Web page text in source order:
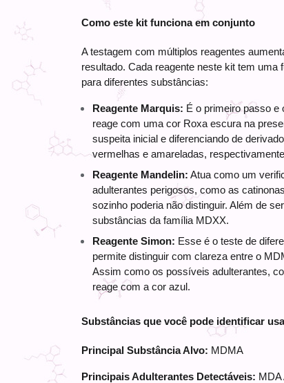
Como este kit funciona em conjunto
A testagem com múltiplos reagentes
resultado. Cada reagente neste kit tem
para diferentes substâncias:
Reagente Marquis: É o primeiro passo e
reage com uma cor Roxa escura na
suspeita inicial e diferenciando de
vermelhas e amareladas,
Reagente Mandelin: Atua como um
adulterantes perigosos, como as
sozinho poderia não distinguir. Além de
substâncias da família MDXX.
Reagente Simon: Esse é o teste de
permite distinguir com clareza entre o
Assim como os possíveis adulterantes,
reage com a cor azul.
Substâncias que você pode identificar
Principal Substância Alvo: MDMA
Principais Adulterantes Detectáveis: